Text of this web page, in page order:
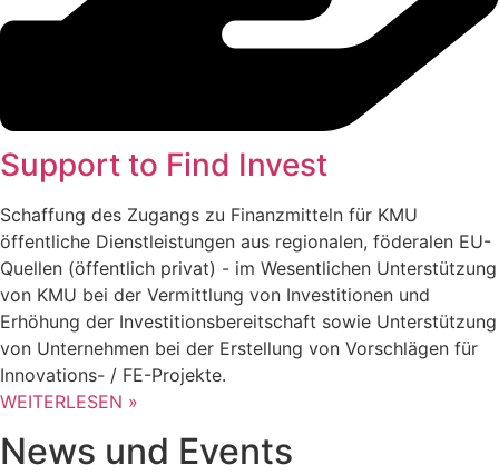
Support to Find Invest
Schaffung des Zugangs zu Finanzmitteln für KMU
öffentliche Dienstleistungen aus regionalen, föderalen EU-
Quellen (öffentlich privat) - im Wesentlichen Unterstützung
von KMU bei der Vermittlung von Investitionen und
Erhöhung der Investitionsbereitschaft sowie Unterstützung
von Unternehmen bei der Erstellung von Vorschlägen für
Innovations- / FE-Projekte.
WEITERLESEN »
News und Events